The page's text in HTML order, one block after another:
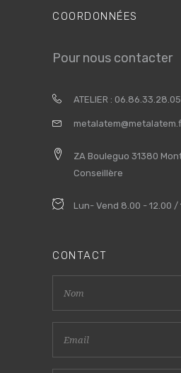
COORDONNÉES
Pour nous contacter
ATELIER : 06.86.33.28.05
ZA Bouleguo 31380
Conseillère
Lun- Vend 8.00 - 12.00 /
CONTACT